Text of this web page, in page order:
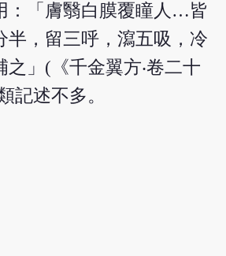
：「膚翳白膜覆瞳人…皆
半，留三呼，瀉五吸，冷
之」(《千金翼方‧卷二十
記述不多。